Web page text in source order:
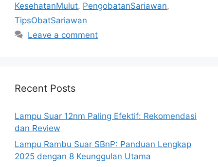
KesehatanMulut, PengobatanSariawan,
TipsObatSariawan
Leave a comment
Recent Posts
Lampu Suar 12nm Paling Efektif: Rekomendasi
dan Review
Lampu Rambu Suar SBnP: Panduan Lengkap
2025 dengan 8 Keunggulan Utama